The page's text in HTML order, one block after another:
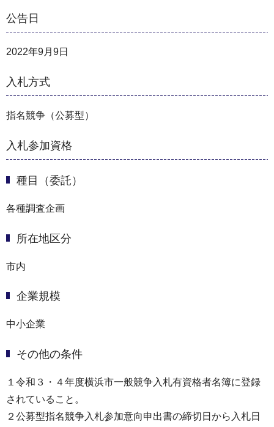
公告日
2022年9月9日
入札方式
指名競争（公募型）
入札参加資格
種目（委託）
各種調査企画
所在地区分
市内
企業規模
中小企業
その他の条件
１令和３・４年度横浜市一般競争入札有資格者名簿に登録
されていること。
２公募型指名競争入札参加意向申出書の締切日から入札日